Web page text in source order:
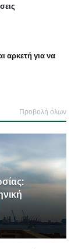
αρκετή για να
Προβολή όλων